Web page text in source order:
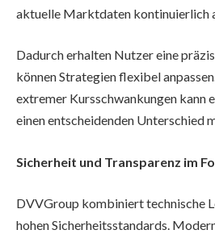
aktuelle Marktdaten kontinuierlich
Dadurch erhalten Nutzer eine
können Strategien flexibel
extremer Kursschwankungen kann
einen entscheidenden Unterschied
Sicherheit und Transparenz im
DVVGroup kombiniert technische
hohen Sicherheitsstandards.